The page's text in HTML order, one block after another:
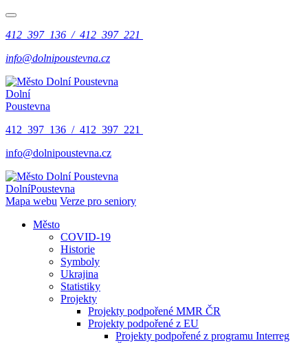
412 397 136 / 412 397 221
info@dolnipoustevna.cz
Dolní
Poustevna
412 397 136 / 412 397 221
info@dolnipoustevna.cz
DolníPoustevna
Mapa webu Verze pro seniory
Město
COVID-19
Historie
Symboly
Ukrajina
Statistiky
Projekty
Projekty podpořené MMR ČR
Projekty podpořené z EU
Projekty podpořené z programu Interreg